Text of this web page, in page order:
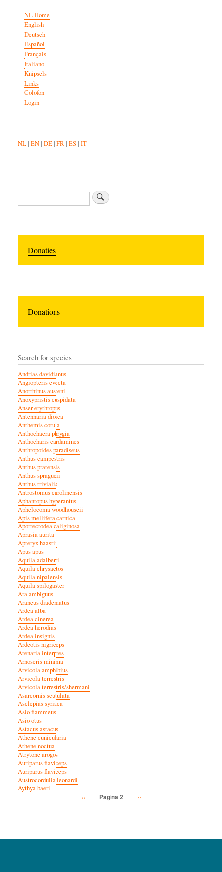
NL Home
English
Deutsch
Español
Français
Italiano
Knipsels
Links
Colofon
Login
NL| EN| DE| FR| ES| IT
Zoeken
Donaties
Donations
Search for species
Andrias davidianus
Angiopteris evecta
Anorrhinus austeni
Anoxypristis cuspidata
Anser erythropus
Antennaria dioica
Anthemis cotula
Anthochaera phrygia
Anthocharis cardamines
Anthropoides paradiseus
Anthus campestris
Anthus pratensis
Anthus spragueii
Anthus trivialis
Antrostomus carolinensis
Aphantopus hyperantus
Aphelocoma woodhouseii
Apis mellifera carnica
Aporrectodea caliginosa
Aprasia aurita
Apteryx haastii
Apus apus
Aquila adalberti
Aquila chrysaetos
Aquila nipalensis
Aquila spilogaster
Ara ambiguus
Araneus diadematus
Ardea alba
Ardea cinerea
Ardea herodias
Ardea insignis
Ardeotis nigriceps
Arenaria interpres
Arnoseris minima
Arvicola amphibius
Arvicola terrestris
Arvicola terrestris/shermani
Asarcornis scutulata
Asclepias syriaca
Asio flammeus
Asio otus
Astacus astacus
Athene cunicularia
Athene noctua
Atrytone arogos
Auriparus flaviceps
Auriparus flaviceps
Austrocordulia leonardi
Aythya baeri
Vorige
‹‹ Pagina 2
Volgende
››